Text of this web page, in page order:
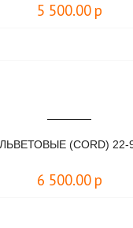
5 500.00 р
(CORD) 22-
6 500.00 р